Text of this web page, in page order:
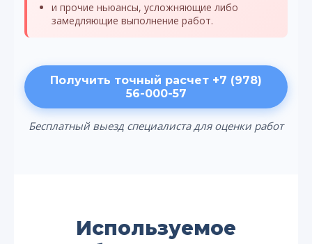
и прочие ньюансы, усложняющие либо
замедляющие выполнение работ.
Получить точный расчет +7 (978)
56-000-57
Бесплатный выезд специалиста для оценки работ
Используемое